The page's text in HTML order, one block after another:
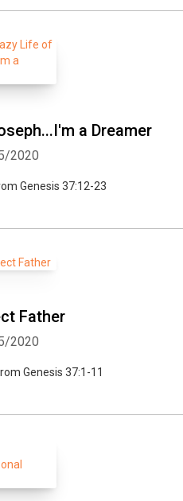
a Dreamer
2020
Genesis 37:12-23
Father
2020
Genesis 37:1-11